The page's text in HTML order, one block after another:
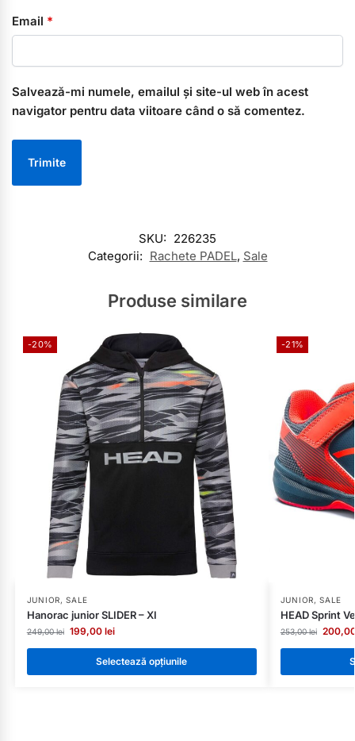
Email *
Salvează-mi numele, emailul și site-ul web în acest
navigator pentru data viitoare când o să comentez.
SKU: 226235
Categorii: Rachete PADEL, Sale
Produse similare
-20%
JUNIOR,SALE
Hanorac junior SLIDER – XI
249,00lei 199,00 lei
Selectează opțiunile
-21%
JUNIOR,SALE
HEAD Sprint
253,00lei